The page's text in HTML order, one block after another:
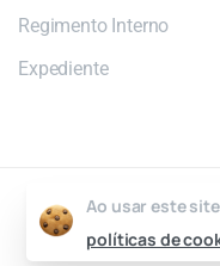
Regimento Interno
Expediente
2026 ©
Ao usar este
políticas de